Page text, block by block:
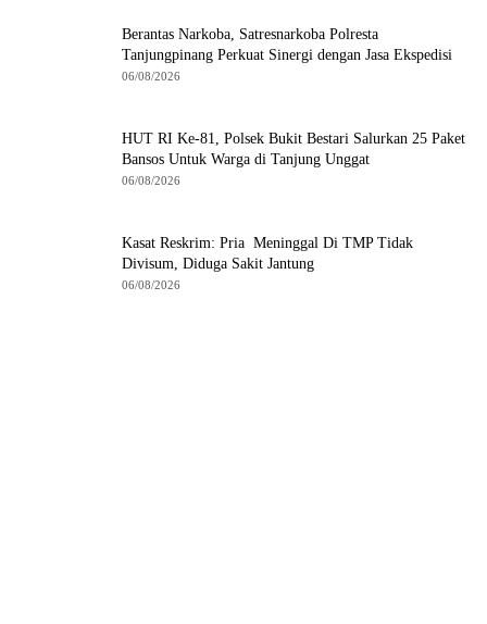
Berantas Narkoba, Satresnarkoba Polresta
Tanjungpinang Perkuat Sinergi dengan Jasa Ekspedisi
06/08/2026
HUT RI Ke-81, Polsek Bukit Bestari Salurkan 25 Paket
Bansos Untuk Warga di Tanjung Unggat
06/08/2026
Kasat Reskrim: Pria Meninggal Di TMP Tidak
Divisum, Diduga Sakit Jantung
06/08/2026